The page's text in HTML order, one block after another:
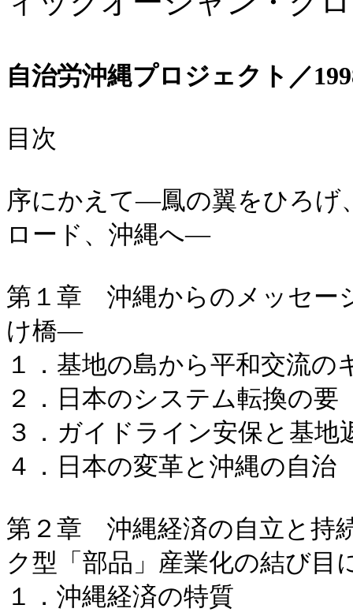
自治労沖縄プロジェクト／
目次
序にかえて―鳳の翼をひろげ
ロード、沖縄へ―
第１章 沖縄からのメッセー
け橋―
１．基地の島から平和交流の
２．日本のシステム転換の要
３．ガイドライン安保と基地
４．日本の変革と沖縄の自治
第２章 沖縄経済の自立と持
ク型「部品」産業化の結び目
１．沖縄経済の特質